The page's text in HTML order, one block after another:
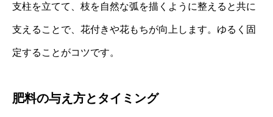
支柱を立てて、枝を自然な弧を描くように整えると共に
支えることで、花付きや花もちが向上します。ゆるく固
定することがコツです。
肥料の与え方とタイミング